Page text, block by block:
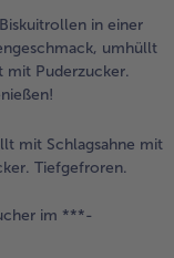
&
in einer
umhüllt
Puderzucker.
mit Schlagsahne mit
Tiefgefroren.
im ***-